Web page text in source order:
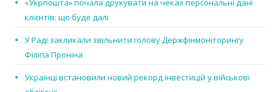
«Укрпошта» почала друкувати на чеках персональні дані
клієнтів: що буде далі
У Раді закликали звільнити голову Держфінмоніторингу
Філіпа Проніна
Українці встановили новий рекорд інвестицій у військові